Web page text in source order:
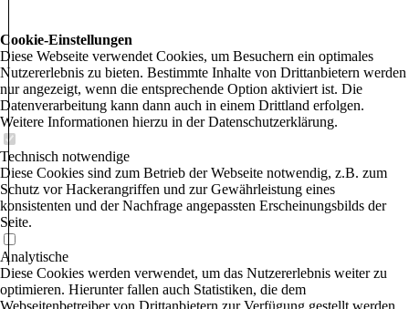
Cookie-Einstellungen
Diese Webseite verwendet Cookies, um Besuchern ein optimales
Nutzererlebnis zu bieten. Bestimmte Inhalte von Drittanbietern werden
nur angezeigt, wenn die entsprechende Option aktiviert ist. Die
Datenverarbeitung kann dann auch in einem Drittland erfolgen.
Weitere Informationen hierzu in der Datenschutzerklärung.
Technisch notwendige
Diese Cookies sind zum Betrieb der Webseite notwendig, z.B. zum
Schutz vor Hackerangriffen und zur Gewährleistung eines
konsistenten und der Nachfrage angepassten Erscheinungsbilds der
Seite.
Analytische
Diese Cookies werden verwendet, um das Nutzererlebnis weiter zu
optimieren. Hierunter fallen auch Statistiken, die dem
Webseitenbetreiber von Drittanbietern zur Verfügung gestellt werden,